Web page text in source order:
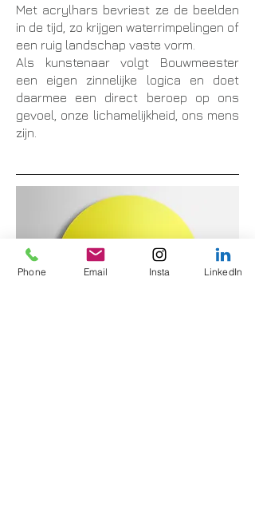
Met acrylhars bevriest ze de beelden
in de tijd, zo krijgen waterrimpelingen of
een ruig landschap vaste vorm.
Als kunstenaar volgt Bouwmeester
een eigen zinnelijke logica en doet
daarmee een direct beroep op ons
gevoel, onze lichamelijkheid, ons mens
zijn.
Phone Email Insta LinkedIn